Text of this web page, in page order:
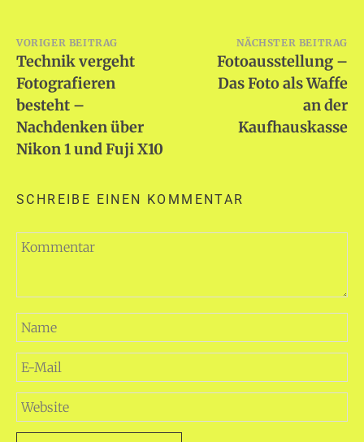
Beitragsnavigation
VORIGER BEITRAG
Technik vergeht
Fotografieren
besteht –
Nachdenken über
Nikon 1 und Fuji X10
NÄCHSTER BEITRAG
Fotoausstellung –
Das Foto als Waffe
an der
Kaufhauskasse
SCHREIBE EINEN KOMMENTAR